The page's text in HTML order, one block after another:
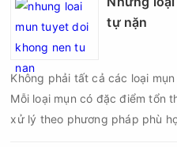
nhiều người quan tâm khi xây
phục hồi của da.
tự nặn
Không phải tất cả các loại
Mỗi loại mụn có đặc điểm tổn
xử lý theo phương pháp phù
mụn không đúng chỉ định,